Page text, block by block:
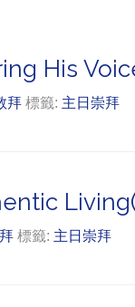
His
拜 標籤: 主日崇拜
標籤: 主日崇拜